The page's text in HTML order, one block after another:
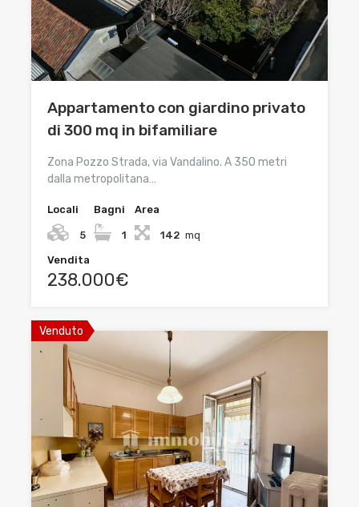
Appartamento con giardino privato
di 300 mq in bifamiliare
Zona Pozzo Strada, via Vandalino. A 350 metri
dalla metropolitana…
Locali
5
Bagni
1
Area
142 mq
Vendita
238.000€
Venduto